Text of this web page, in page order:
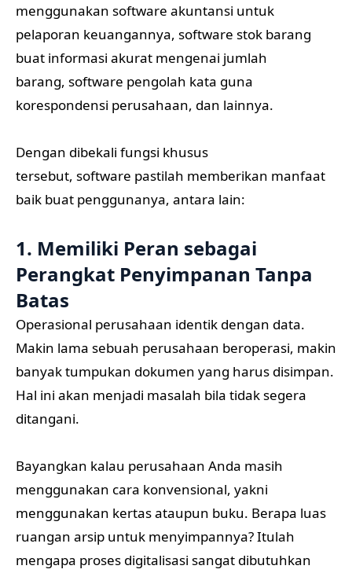
menggunakan software akuntansi untuk
pelaporan keuangannya, software stok barang
buat informasi akurat mengenai jumlah
barang, software pengolah kata guna
korespondensi perusahaan, dan lainnya.
Dengan dibekali fungsi khusus
tersebut, software pastilah memberikan manfaat
baik buat penggunanya, antara lain:
1. Memiliki Peran sebagai
Perangkat Penyimpanan Tanpa
Batas
Operasional perusahaan identik dengan data.
Makin lama sebuah perusahaan beroperasi, makin
banyak tumpukan dokumen yang harus disimpan.
Hal ini akan menjadi masalah bila tidak segera
ditangani.
Bayangkan kalau perusahaan Anda masih
menggunakan cara konvensional, yakni
menggunakan kertas ataupun buku. Berapa luas
ruangan arsip untuk menyimpannya? Itulah
mengapa proses digitalisasi sangat dibutuhkan